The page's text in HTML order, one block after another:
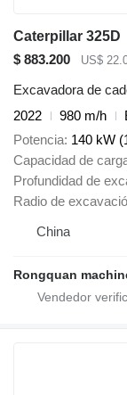
Caterpillar 325D
$ 883.200
US$
Excavadora de
2022
980 m/h
Potencia 140 kW
Capacidad de
Profundidad de
Radio de
China
Rongquan